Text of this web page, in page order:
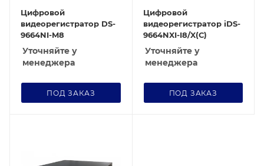
Цифровой
видеорегистратор DS-
9664NI-M8
Уточняйте у
менеджера
ПОД ЗАКАЗ
Цифровой
видеорегистратор iDS-
9664NXI-I8/X(С)
Уточняйте у
менеджера
ПОД ЗАКАЗ